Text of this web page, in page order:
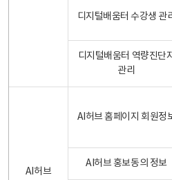
디지털배움터 수강생 관
디지털배움터 역량진단
관리
AI허브
AI허브 홈페이지 회원정
AI허브 홍보동의 정보